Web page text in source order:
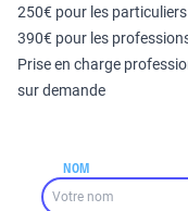
250€ pour les particuliers
390€ pour les
Prise en charge
sur demande
NOM